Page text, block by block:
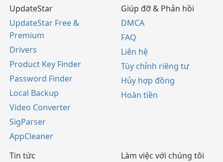
UpdateStar
UpdateStar Free &
Premium
Drivers
Product Key Finder
Password Finder
Local Backup
Video Converter
SigParser
AppCleaner
Giúp đỡ & Phản hồi
DMCA
FAQ
Liên hệ
Tùy chỉnh riêng tư
Hủy hợp đồng
Hoàn tiền
Tin tức
Làm việc với chúng tôi